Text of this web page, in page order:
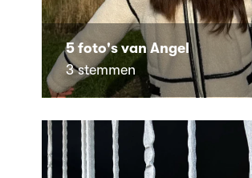
5 foto's van Angel
3 stemmen